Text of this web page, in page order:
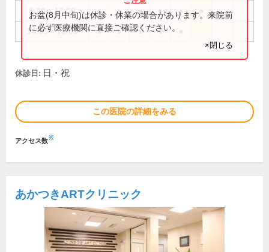
8:30～13:00 ● ● ● ● ●
14:00～18:00 ● ● ● ●
お盆(8月中旬)は休診・休業の場合があります。来院前
に必ず医療機関に直接ご確認ください。
×閉じる
休診日: 日・祝
この医院の詳細をみる
アクセス数※
あかつきARTクリニック